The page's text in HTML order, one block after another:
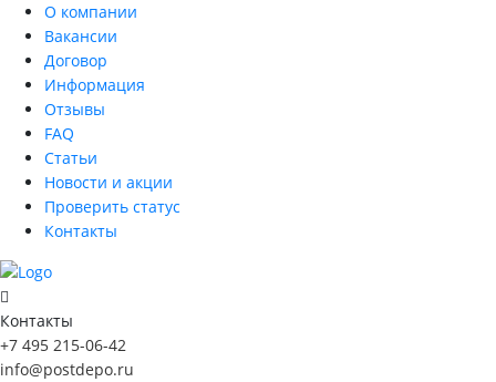
О компании
Вакансии
Договор
Информация
Отзывы
FAQ
Статьи
Новости и акции
Проверить статус
Контакты
Контакты
+7 495 215-06-42
info@postdepo.ru